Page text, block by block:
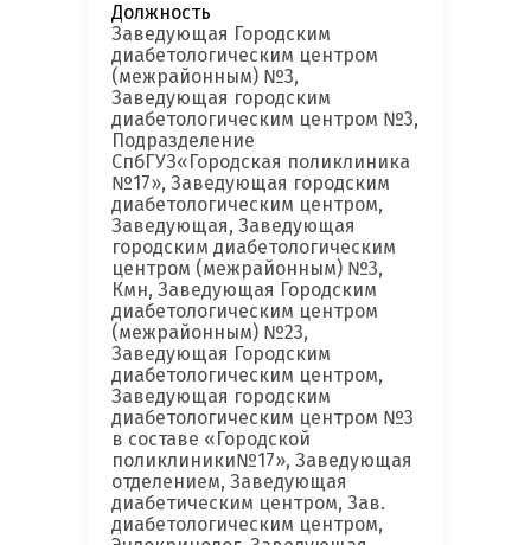
Должность
Заведующая Городским
диабетологическим центром
(межрайонным) №3,
Заведующая городским
диабетологическим центром №3,
Подразделение
СпбГУЗ«Городская поликлиника
№17», Заведующая городским
диабетологическим центром,
Заведующая, Заведующая
городским диабетологическим
центром (межрайонным) №3,
Кмн, Заведующая Городским
диабетологическим центром
(межрайонным) №23,
Заведующая Городским
диабетологическим центром,
Заведующая городским
диабетологическим центром №3
в составе «Городской
поликлиники№17», Заведующая
отделением, Заведующая
диабетическим центром, Зав.
диабетологическим центром,